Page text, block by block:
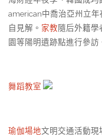
american中喬治亞州立
自見解。 家教隨后外籍學
園等陽明遺跡點進行參訪
舞蹈教室
瑜伽場地文明交通活動現